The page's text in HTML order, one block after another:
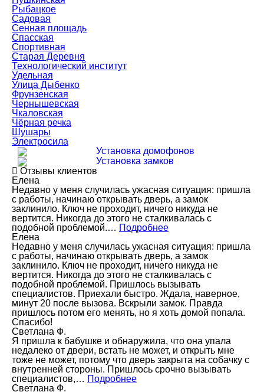
Рыбацкое
Садовая
Сенная площадь
Спасская
Спортивная
Старая Деревня
Технологический институт
Удельная
Улица Дыбенко
Фрунзенская
Чернышевская
Чкаловская
Чёрная речка
Шушары
Электросила
Установка домофонов
Установка замков
Отзывы клиентов
Елена
Недавно у меня случилась ужасная ситуация: пришла
с работы, начинаю открывать дверь, а замок
заклинило. Ключ не проходит, ничего никуда не
вертится. Никогда до этого не сталкивалась с
подобной проблемой.… Подробнее
Елена
Недавно у меня случилась ужасная ситуация: пришла
с работы, начинаю открывать дверь, а замок
заклинило. Ключ не проходит, ничего никуда не
вертится. Никогда до этого не сталкивалась с
подобной проблемой. Пришлось вызывать
специалистов. Приехали быстро. Ждала, наверное,
минут 20 после вызова. Вскрыли замок. Правда
пришлось потом его менять, но я хоть домой попала.
Спасибо!
Светлана Ф.
Я пришла к бабушке и обнаружила, что она упала
недалеко от двери, встать не может, и открыть мне
тоже не может, потому что дверь закрыта на собачку с
внутренней стороны. Пришлось срочно вызывать
специалистов,… Подробнее
Светлана Ф.